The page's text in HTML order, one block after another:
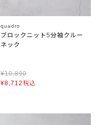
quadro
ブロックニット5分袖クルー
ネック
¥10,890
¥8,712税込